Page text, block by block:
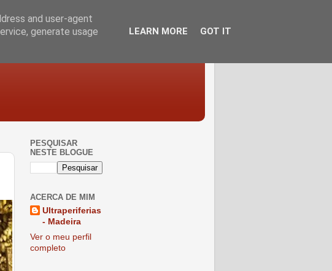
PESQUISAR
NESTE BLOGUE
ACERCA DE MIM
Ultraperiferias
- Madeira
Ver o meu perfil
completo
and user-agent
generate usage
LEARN MORE GOT IT